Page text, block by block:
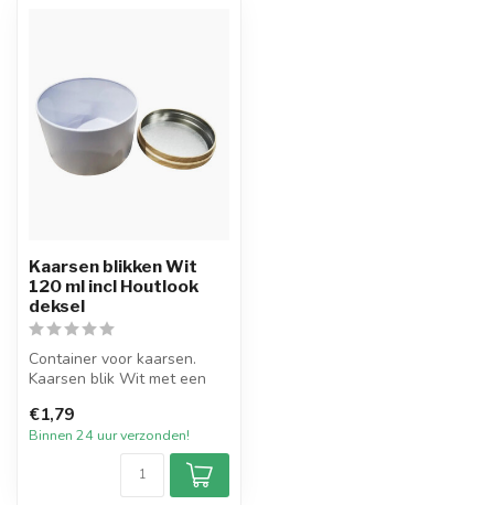
Kaarsen blikken Wit
120 ml incl Houtlook
deksel
Container voor kaarsen.
Kaarsen blik Wit met een
een...
€1,79
Binnen 24 uur verzonden!